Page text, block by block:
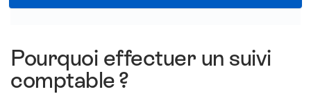
Pourquoi effectuer un suivi
comptable ?